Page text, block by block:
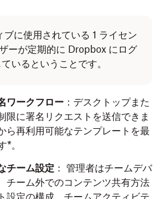
ブに使用されている 1 ライセン
ーが定期的に Dropbox にログ
いるということです。
ワークフロー ：デスクトップまた
限に署名リクエストを送信できま
ら再利用可能なテンプレートを最
*。
チーム設定 ： 管理者はチームデバ
チーム外でのコンテンツ共有方法
設定の構成、チームアクティビテ